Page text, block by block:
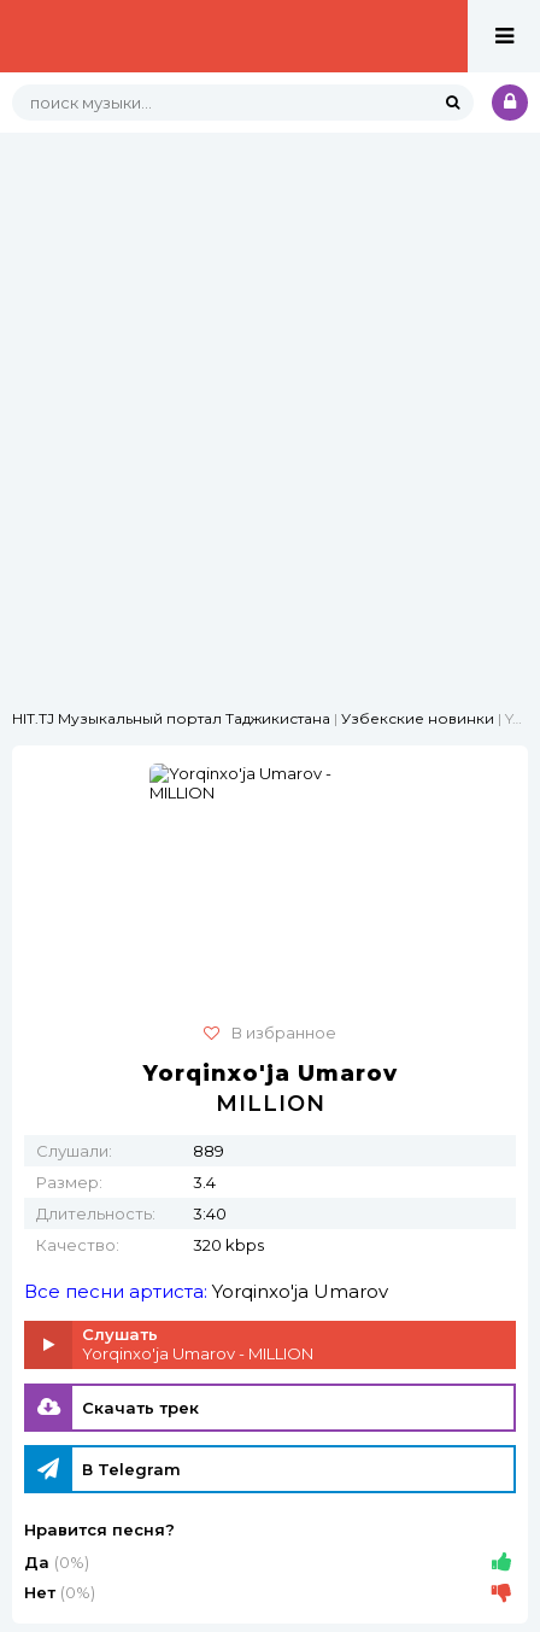
HIT.TJ Музыкальный портал Таджикистана | Узбекские новинки | Yorqinxo'ja Umarov - MILLION
В избранное
Yorqinxo'ja Umarov
MILLION
Слушали:
889
Размер:
3.4
Длительность:
3:40
Качество:
320 kbps
Все песни артиста: Yorqinxo'ja Umarov
Слушать
Yorqinxo'ja Umarov - MILLION
Скачать трек
В Telegram
Нравится песня?
Да (0%)
Нет (0%)